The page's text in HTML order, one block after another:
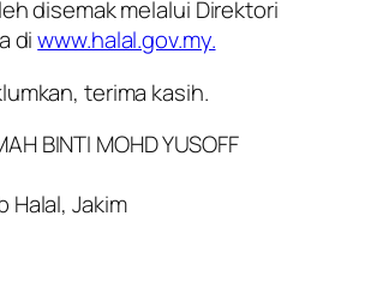
disemak melalui Direktori
diwww.halal.gov.my.
terima kasih.
BINTI MOHD YUSOFF
Halal, Jakim